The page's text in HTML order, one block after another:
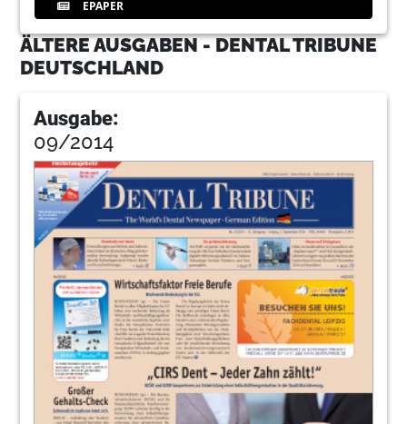
EPAPER
ÄLTERE AUSGABEN - DENTAL TRIBUNE
DEUTSCHLAND
Ausgabe:
09/2014